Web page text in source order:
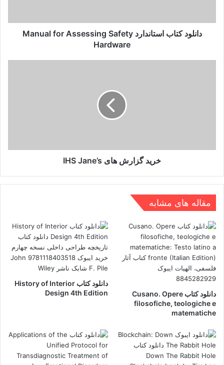
دانلود کتاب استاندارد Manual for Assessing Safety
Hardware
خرید گزارش های IHS Jane’s
مقاله های مشابه
دانلود کتاب Cusano. Opere
filosofiche, teologiche e
matematiche
دانلود کتاب History of Interior
Design 4th Edition